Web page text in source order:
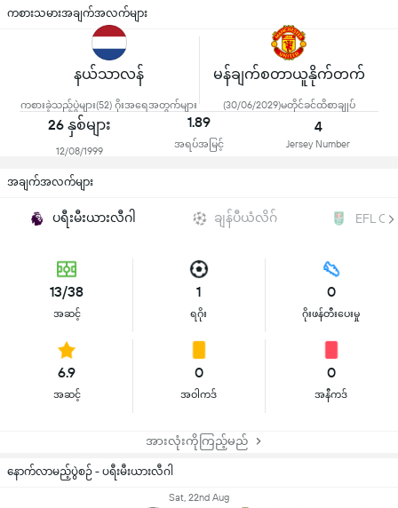
ကစားသမားအချက်အလက်များ
နယ်သာလန်
ကစားခဲ့သည့်ပွဲများ(52) ဂိုးအရေအတွက်များ
မန်ချက်စတာယူနိုက်တက်
(30/06/2029)မတိုင်ခင်ထိစာချုပ်
26 နှစ်များ
12/08/1999
1.89
အရပ်အမြင့်
4
Jersey Number
အချက်အလက်များ
ပရီးမီးယားလီဂါ ချန်ပီယံလိဂ် EFL
13/38
အဆင့်
1
ရဂိုး
0
ဂိုးဖန်တီးပေးမှု
6.9
အဆင့်
0
အဝါကဒ်
0
အနီကဒ်
အားလုံးကိုကြည့်မည်
နောက်လာမည့်ပွဲစဉ် - ပရီးမီးယားလီဂါ
Sat, 22nd Aug